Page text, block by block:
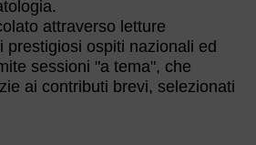
attraverso letture
prestigiosi ospiti nazionali ed
sessioni "a tema", che
ai contributi brevi, selezionati